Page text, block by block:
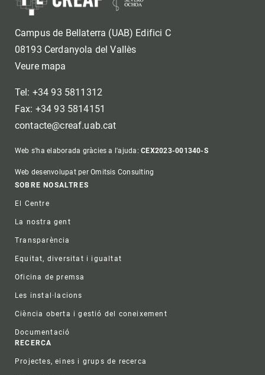
Campus de Bellaterra (UAB) Edifici C
08193 Cerdanyola del Vallès
Veure mapa
Tel: +34 93 5811312
Fax: +34 93 5814151
contacte@creaf.uab.cat
Web s'ha elaborada gràcies a l'ajuda:CEX2023-001340-S
Web desenvolupat per Omitsis Consulting
Footer
SOBRE NOSALTRES
El Centre
La nostra gent
Transparència
Equitat, diversitat i igualtat
Oficina de premsa
Les instal·lacions
Ciència oberta i gestió del coneixement
Documentació
RECERCA
Projectes, eines i grups de recerca